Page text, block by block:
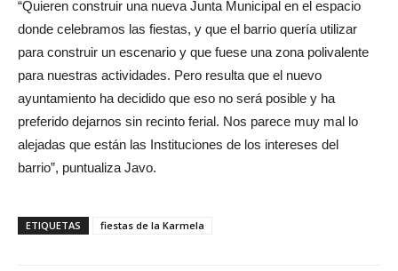
“Quieren construir una nueva Junta Municipal en el espacio
donde celebramos las fiestas, y que el barrio quería utilizar
para construir un escenario y que fuese una zona polivalente
para nuestras actividades. Pero resulta que el nuevo
ayuntamiento ha decidido que eso no será posible y ha
preferido dejarnos sin recinto ferial. Nos parece muy mal lo
alejadas que están las Instituciones de los intereses del
barrio”, puntualiza Javo.
ETIQUETAS fiestas de la Karmela